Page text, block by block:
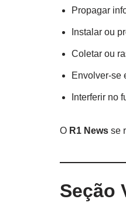
Propagar
Instalar ou
Coletar ou
Envolver-se
Interferir no
O R1 News se
Seção